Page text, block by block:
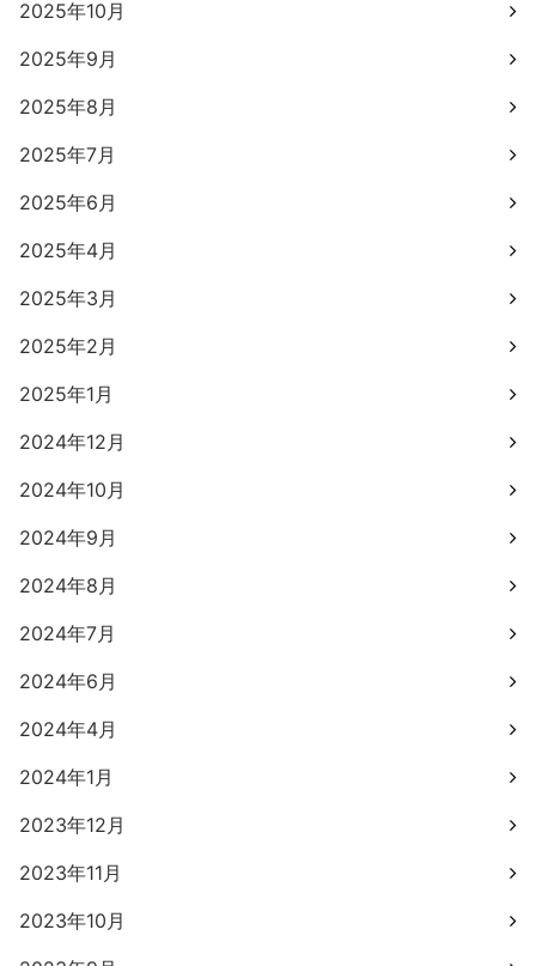
2025年10月
2025年9月
2025年8月
2025年7月
2025年6月
2025年4月
2025年3月
2025年2月
2025年1月
2024年12月
2024年10月
2024年9月
2024年8月
2024年7月
2024年6月
2024年4月
2024年1月
2023年12月
2023年11月
2023年10月